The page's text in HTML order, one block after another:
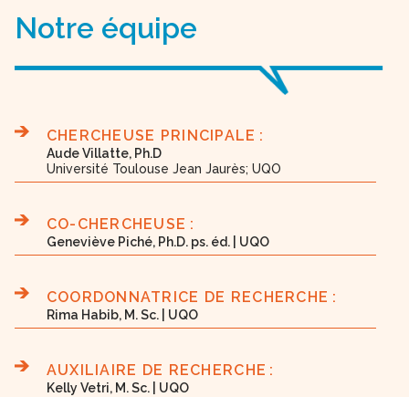
Notre équipe
CHERCHEUSE PRINCIPALE :
Aude Villatte, Ph.D
Université Toulouse Jean Jaurès; UQO
CO-CHERCHEUSE :
Geneviève Piché, Ph.D. ps. éd. | UQO
COORDONNATRICE DE RECHERCHE :
Rima Habib, M. Sc. | UQO
AUXILIAIRE DE RECHERCHE :
Kelly Vetri, M. Sc. | UQO